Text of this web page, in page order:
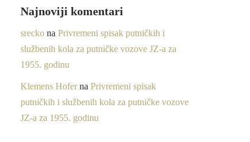
Najnoviji komentari
srecko na Privremeni spisak putničkih i
službenih kola za putničke vozove JZ-a za
1955. godinu
Klemens Hoferna Privremeni spisak
putničkih i službenih kola za putničke vozove
JZ-a za 1955. godinu